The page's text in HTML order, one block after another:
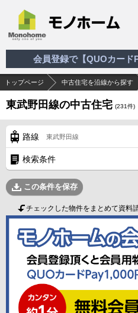
会員登録で【QUOカード
トップページ 中古住宅を沿線から探す
東武野田線の中古住宅 (231件)
路線 東武野田線
検索条件
この条件を保存
チェックした物件をまとめて資料